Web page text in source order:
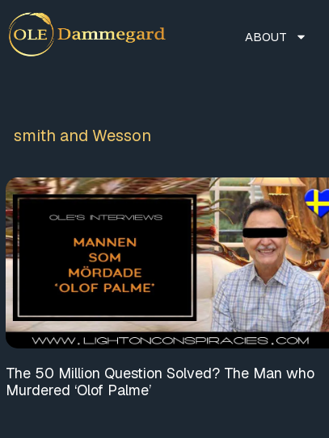
ABOUT
smith and Wesson
The 50 Million Question Solved? The Man who
Murdered ‘Olof Palme’